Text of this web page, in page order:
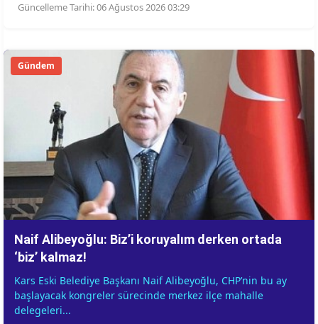
Güncelleme Tarihi: 06 Ağustos 2026 03:29
Gündem
Naif Alibeyoğlu: Bizʼi koruyalım derken ortada
‘bizʼ kalmaz!
Kars Eski Belediye Başkanı Naif Alibeyoğlu, CHPʼnin bu ay
başlayacak kongreler sürecinde merkez ilçe mahalle
delegeleri...